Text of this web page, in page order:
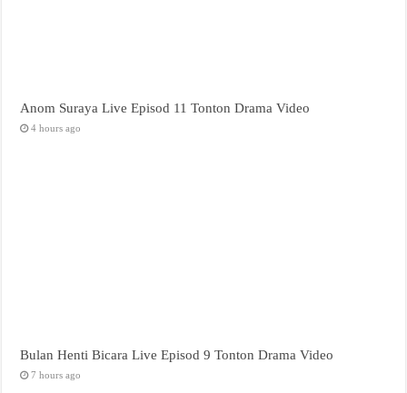
Anom Suraya Live Episod 11 Tonton Drama Video
4 hours ago
Bulan Henti Bicara Live Episod 9 Tonton Drama Video
7 hours ago